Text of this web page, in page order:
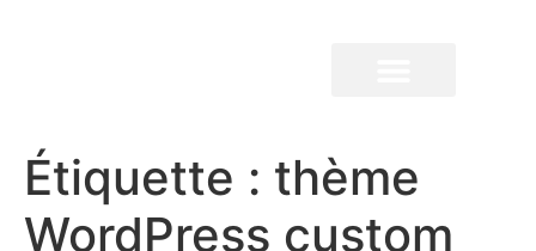
Étiquette : thème
WordPress custom